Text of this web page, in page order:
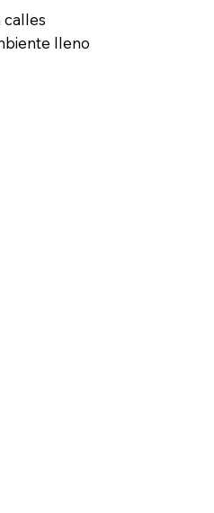
calles
lleno